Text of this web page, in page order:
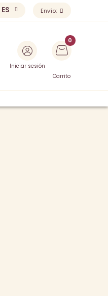
ES Envío:
Iniciar sesión
Carrito